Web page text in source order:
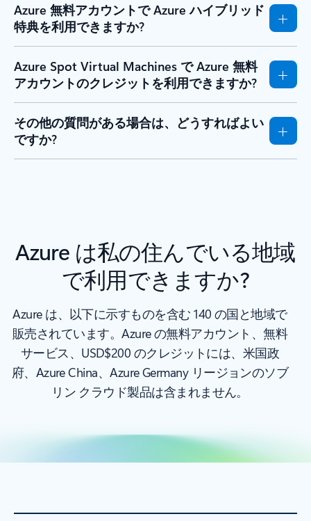
Azure 無料アカウントで Azure ハイブリッド
特典を利用できますか?
Azure Spot Virtual Machines で Azure 無料
アカウントのクレジットを利用できますか?
その他の質問がある場合は、どうすればよい
ですか?
Azure は私の住んでいる地域
で利用できますか?
Azure は、以下に示すものを含む 140 の国と地域で
販売されています。Azure の無料アカウント、無料
サービス、USD$200 のクレジットには、米国政
府、Azure China、Azure Germany リージョンのソブ
リン クラウド製品は含まれません。